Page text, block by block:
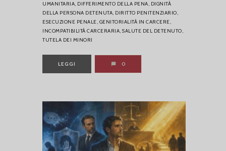
UMANITARIA, DIFFERIMENTO DELLA PENA, DIGNITÀ
DELLA PERSONA DETENUTA, DIRITTO PENITENZIARIO,
ESECUZIONE PENALE, GENITORIALITÀ IN CARCERE,
INCOMPATIBILITÀ CARCERARIA, SALUTE DEL DETENUTO,
TUTELA DEI MINORI
LEGGI 0